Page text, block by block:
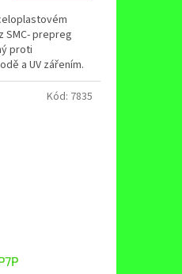
prepreg
proti
a UV zářením.
Kód: 7835